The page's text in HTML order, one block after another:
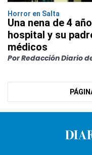
Horror en Salta
Una nena de 4
hospital y su
médicos
Por Redacción Diario